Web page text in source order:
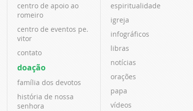
centro de apoio ao
romeiro
centro de eventos pe.
vitor
contato
doação
família dos devotos
história de nossa
senhora
espiritualidade
igreja
infográficos
libras
notícias
orações
papa
vídeos